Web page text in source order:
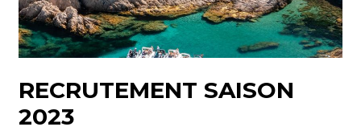
RECRUTEMENT SAISON
2023